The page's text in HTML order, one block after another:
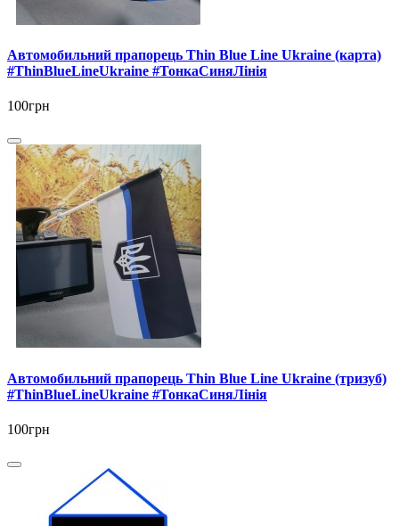
Автомобильний прапорець Thin Blue Line Ukraine (карта)
#ThinBlueLineUkraine #ТонкаСиняЛінія
100грн
Автомобильний прапорець Thin Blue Line Ukraine (тризуб)
#ThinBlueLineUkraine #ТонкаСиняЛінія
100грн